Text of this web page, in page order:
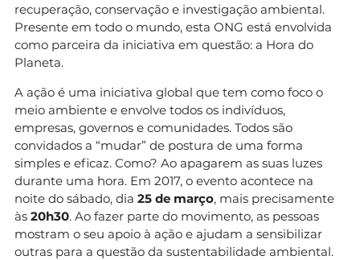
recuperação, conservação e investigação ambiental.
Presente em todo o mundo, esta ONG está envolvida
como parceira da iniciativa em questão: a Hora do
Planeta.
A ação é uma iniciativa global que tem como foco o
meio ambiente e envolve todos os indivíduos,
empresas, governos e comunidades. Todos são
convidados a “mudar” de postura de uma forma
simples e eficaz. Como? Ao apagarem as suas luzes
durante uma hora. Em 2017, o evento acontece na
noite do sábado, dia 25 de março, mais precisamente
às 20h30. Ao fazer parte do movimento, as pessoas
mostram o seu apoio à ação e ajudam a sensibilizar
outras para a questão da sustentabilidade ambiental.